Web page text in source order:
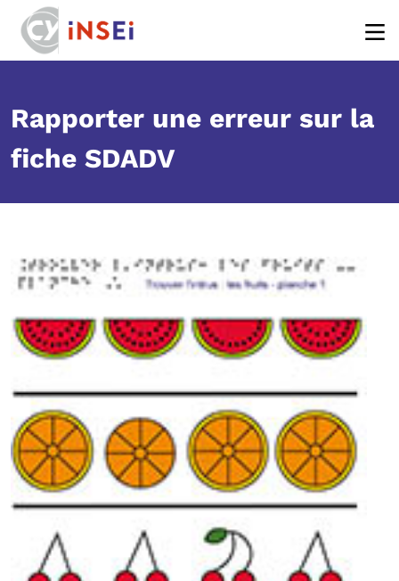
Body
Rapporter une erreur sur la
fiche SDADV